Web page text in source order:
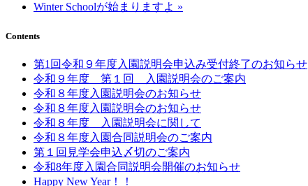
Winter Schoolが始まりますよ »
Contents
第1回令和９年度入園説明会申込み受付終了のお知らせ
令和９年度 第１回 入園説明会のご案内
令和８年度入園説明会のお知らせ
令和８年度入園説明会のお知らせ
令和８年度 入園説明会に関して
令和８年度入園合同説明会のご案内
第１回見学会申込〆切のご案内
令和8年度入園合同説明会開催のお知らせ
Happy New Year！！